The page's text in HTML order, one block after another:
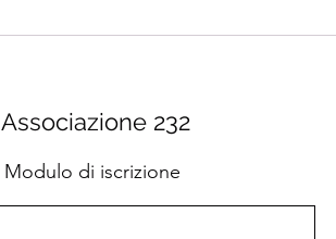
Associazione 232
Modulo di iscrizione